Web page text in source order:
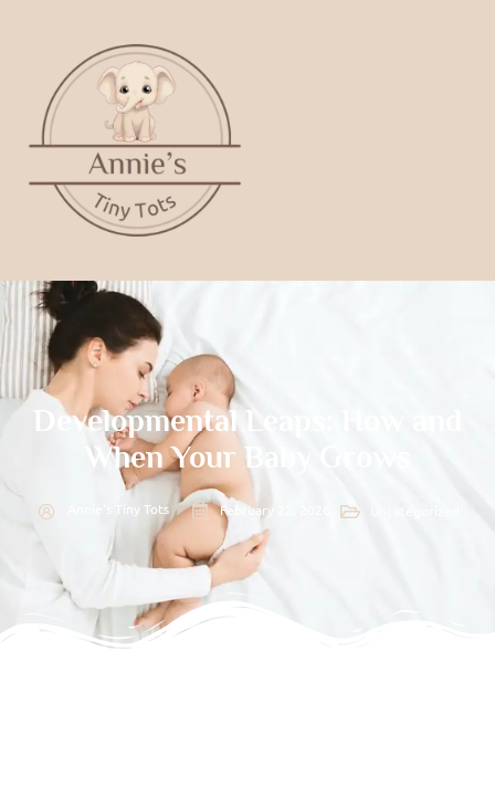
Developmental Leaps: How and
When Your Baby Grows
Annie's Tiny Tots February 22, 2026